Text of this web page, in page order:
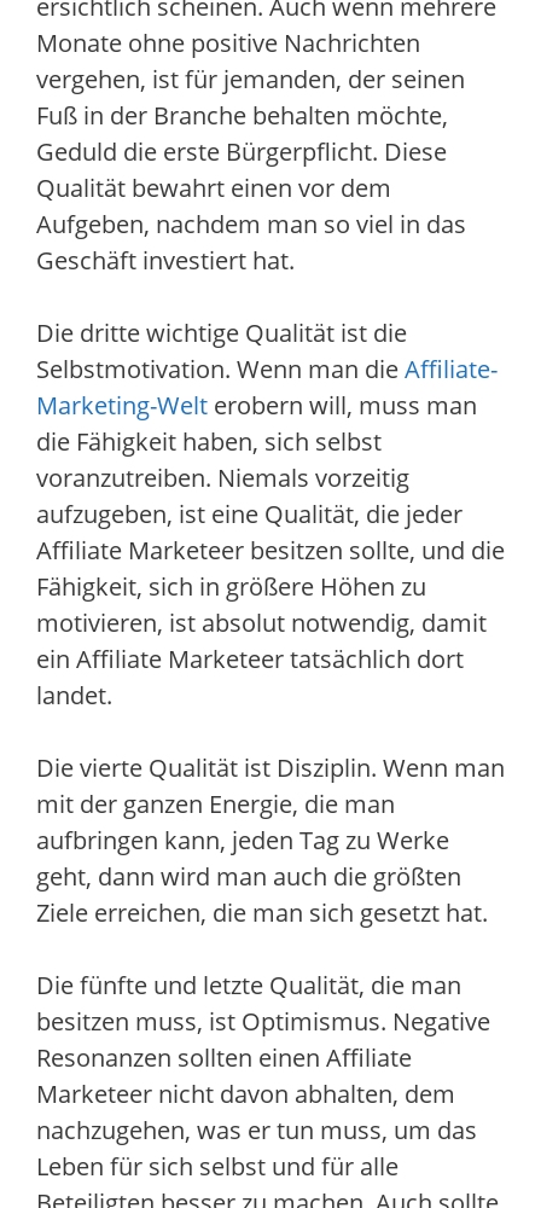
ersichtlich scheinen. Auch wenn mehrere
Monate ohne positive Nachrichten
vergehen, ist für jemanden, der seinen
Fuß in der Branche behalten möchte,
Geduld die erste Bürgerpflicht. Diese
Qualität bewahrt einen vor dem
Aufgeben, nachdem man so viel in das
Geschäft investiert hat.
Die dritte wichtige Qualität ist die
Selbstmotivation. Wenn man dieAffiliate-
Marketing-Welt erobern will, muss man
die Fähigkeit haben, sich selbst
voranzutreiben. Niemals vorzeitig
aufzugeben, ist eine Qualität, die jeder
Affiliate Marketeer besitzen sollte, und die
Fähigkeit, sich in größere Höhen zu
motivieren, ist absolut notwendig, damit
ein Affiliate Marketeer tatsächlich dort
landet.
Die vierte Qualität ist Disziplin. Wenn man
mit der ganzen Energie, die man
aufbringen kann, jeden Tag zu Werke
geht, dann wird man auch die größten
Ziele erreichen, die man sich gesetzt hat.
Die fünfte und letzte Qualität, die man
besitzen muss, ist Optimismus. Negative
Resonanzen sollten einen Affiliate
Marketeer nicht davon abhalten, dem
nachzugehen, was er tun muss, um das
Leben für sich selbst und für alle